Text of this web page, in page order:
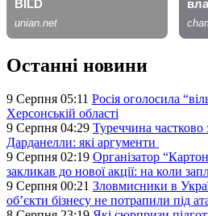
Останні новини
9 Серпня 05:11 Росія оголосила
Херсонській області
9 Серпня 04:29 Туреччина частково
Дарданелли: які аргументи
9 Серпня 02:19 Організатор
закликав до нової акції: на коли
9 Серпня 00:21 Зловмисники в
об’єкти бізнесу не потрапили під